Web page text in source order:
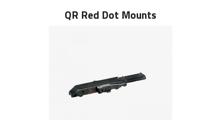
QR Red Dot Mounts